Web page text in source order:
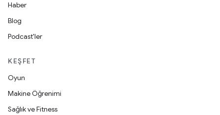
Haber
Blog
Podcast'ler
KEŞFET
Oyun
Makine Öğrenimi
Sağlık ve Fitness